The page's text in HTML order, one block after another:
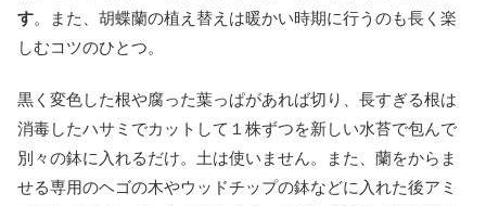
す。また、胡蝶蘭の植え替えは暖かい時期に行うのも長く楽
しむコツのひとつ。
黒く変色した根や腐った葉っぱがあれば切り、長すぎる根は
消毒したハサミでカットして１株ずつを新しい水苔で包んで
別々の鉢に入れるだけ。土は使いません。また、蘭をからま
せる専用のヘゴの木やウッドチップの鉢などに入れた後アミ